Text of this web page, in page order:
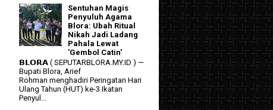
Sentuhan Magis
Penyuluh Agama
Blora: Ubah Ritual
Nikah Jadi Ladang
Pahala Lewat
'Gembol Catin'
𝗕𝗟𝗢𝗥𝗔 ( SEPUTARBLORA.MY.ID ) —
Bupati Blora, Arief
Rohman menghadiri Peringatan Hari
Ulang Tahun (HUT) ke-3 Ikatan
Penyul...